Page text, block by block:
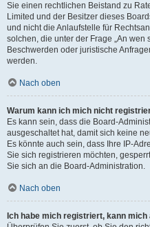
Sie einen rechtlichen Beistand zu
Limited und der Besitzer dieses
und nicht die Anlaufstelle für
solchen, die unter der Frage „An
Beschwerden oder juristische
werden.
Nach oben
Warum kann ich mich nicht
Es kann sein, dass die Board-
ausgeschaltet hat, damit sich keine
Es könnte auch sein, dass Ihre IP-
Sie sich registrieren möchten,
Sie sich an die Board-Administration.
Nach oben
Ich habe mich registriert, kann